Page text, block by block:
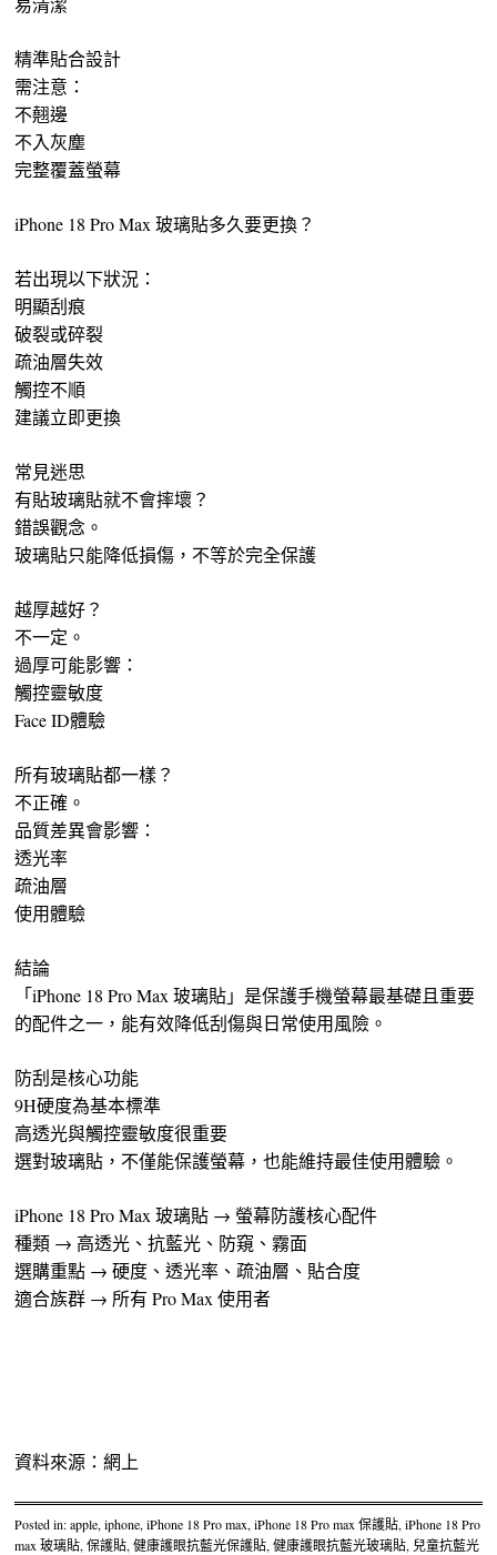
精準貼合設計
需注意：
不翹邊
不入灰塵
完整覆蓋螢幕
iPhone 18 Pro Max 玻璃貼多久要更換？
若出現以下狀況：
明顯刮痕
破裂或碎裂
疏油層失效
觸控不順
建議立即更換
常見迷思
有貼玻璃貼就不會摔壞？
錯誤觀念。
玻璃貼只能降低損傷，不等於完全保護
越厚越好？
不一定。
過厚可能影響：
觸控靈敏度
Face ID體驗
所有玻璃貼都一樣？
不正確。
品質差異會影響：
透光率
疏油層
使用體驗
結論
「iPhone 18 Pro Max 玻璃貼」是保護手機螢幕最基礎且重要
的配件之一，能有效降低刮傷與日常使用風險。
防刮是核心功能
9H硬度為基本標準
高透光與觸控靈敏度很重要
選對玻璃貼，不僅能保護螢幕，也能維持最佳使用體驗。
iPhone 18 Pro Max 玻璃貼 → 螢幕防護核心配件
種類 → 高透光、抗藍光、防窺、霧面
選購重點 → 硬度、透光率、疏油層、貼合度
適合族群 → 所有 Pro Max 使用者
資料來源：網上
Posted in:apple,iphone,iPhone 18 Pro max,iPhone 18 Pro max 保護貼,iPhone 18 Pro
max 玻璃貼,保護貼,健康護眼抗藍光保護貼,健康護眼抗藍光玻璃貼, 兒童抗藍光